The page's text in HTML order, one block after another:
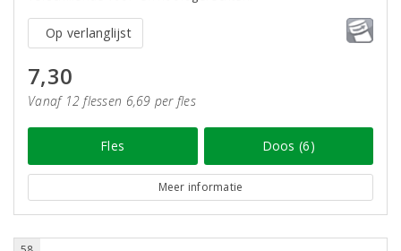
Op verlanglijst
7,30
Vanaf 12 flessen 6,69 per fles
Fles Doos (6)
Meer informatie